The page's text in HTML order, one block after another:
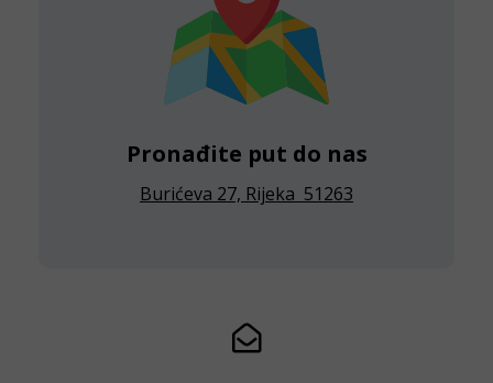
Pronađite put do nas
Burićeva 27, Rijeka 51263